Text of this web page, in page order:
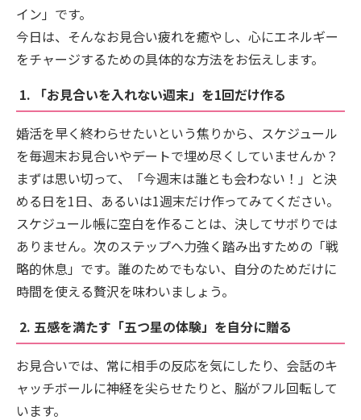
イン」です。
今日は、そんなお見合い疲れを癒やし、心にエネルギー
をチャージするための具体的な方法をお伝えします。
1. 「お見合いを入れない週末」を1回だけ作る
婚活を早く終わらせたいという焦りから、スケジュール
を毎週末お見合いやデートで埋め尽くしていませんか？
まずは思い切って、「今週末は誰とも会わない！」と決
める日を1日、あるいは1週末だけ作ってみてください。
スケジュール帳に空白を作ることは、決してサボりでは
ありません。次のステップへ力強く踏み出すための「戦
略的休息」です。誰のためでもない、自分のためだけに
時間を使える贅沢を味わいましょう。
2. 五感を満たす「五つ星の体験」を自分に贈る
お見合いでは、常に相手の反応を気にしたり、会話のキ
ャッチボールに神経を尖らせたりと、脳がフル回転して
います。